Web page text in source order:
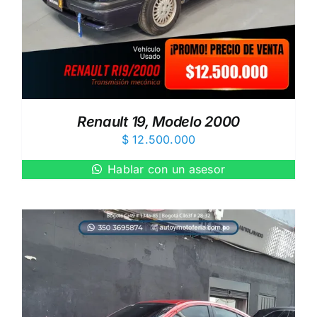
Renault 19, Modelo 2000
$12.500.000
Hablar con un asesor